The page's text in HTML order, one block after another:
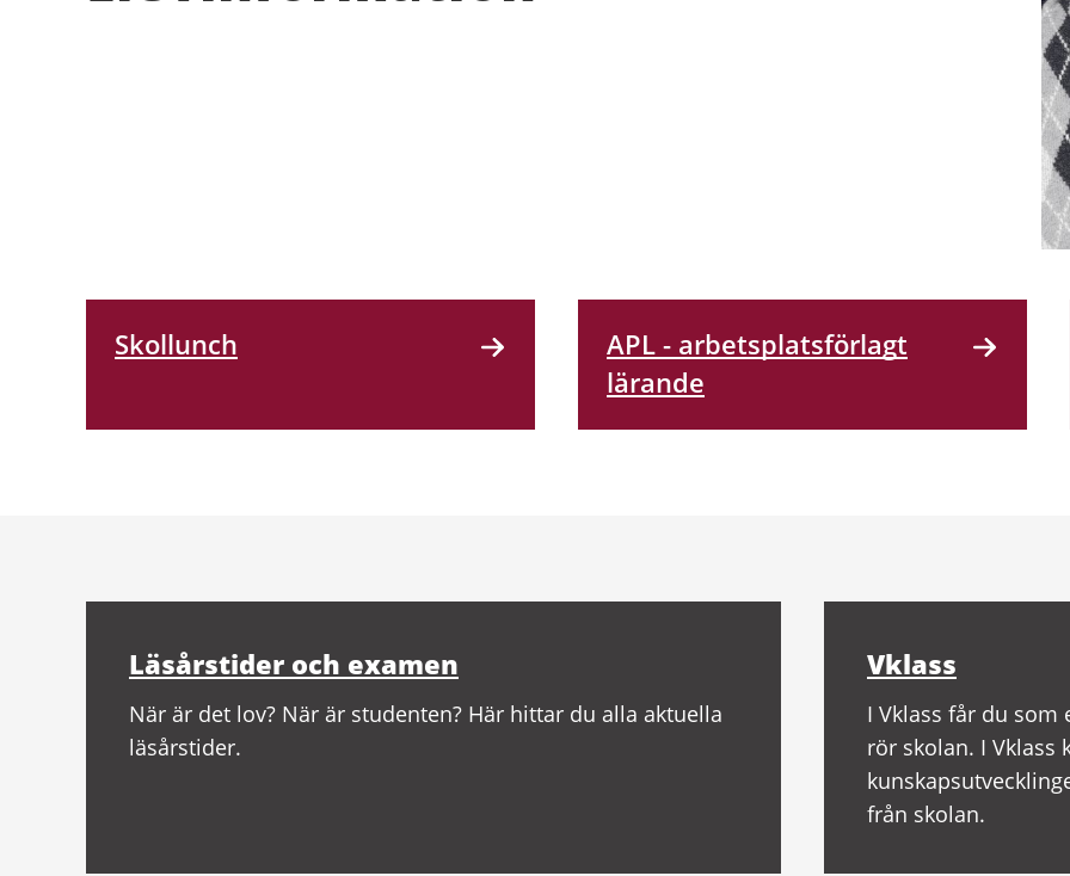
Skollunch
APL - arbetsplatsförlagt
lärande
information
Läsårstider och examen
När är det lov? När är studenten? Här hittar du alla aktuella
läsårstider.
Vklass
I Vklass får du som
rör skolan. I Vklass
från skolan.